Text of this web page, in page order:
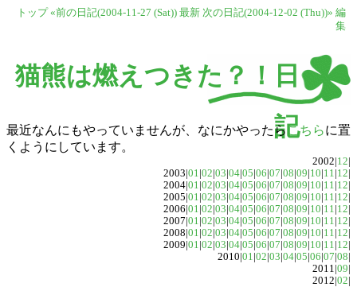
トップ «前の日記(2004-11-27 (Sat)) 最新 次の日記(2004-12-02 (Thu))» 編
集
猫熊は燃えつきた？！日
記
最近なんにもやっていませんが、なにかやったら こちらに置
くようにしています。
2002|12|
2003|01|02|03|04|05|06|07|08|09|10|11|12|
2004|01|02|03|04|05|06|07|08|09|10|11|12|
2005|01|02|03|04|05|06|07|08|09|10|11|12|
2006|01|02|03|04|05|06|07|08|09|10|11|12|
2007|01|02|03|04|05|06|07|08|09|10|11|12|
2008|01|02|03|04|05|06|07|08|09|10|11|12|
2009|01|02|03|04|05|06|07|08|09|10|11|12|
2010|01|02|03|04|05|06|07|08|
2011|09|
2012|02|